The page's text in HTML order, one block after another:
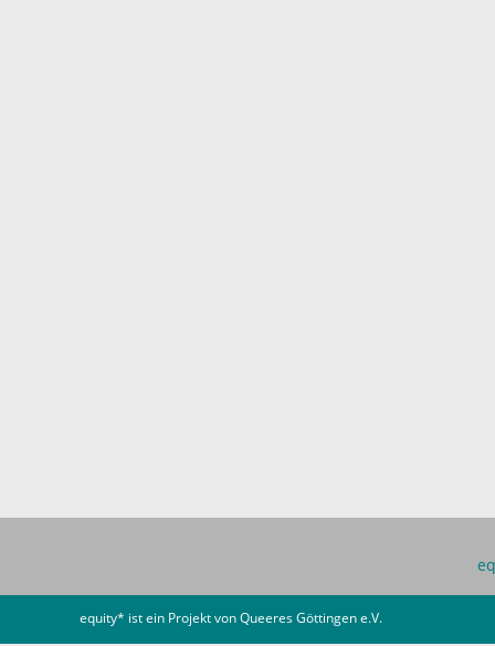
equity* ist ein Projekt vonQueeres Göttingen e.V.